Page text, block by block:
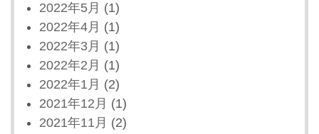
2022年5月 (1)
2022年4月 (1)
2022年3月 (1)
2022年2月 (1)
2022年1月 (2)
2021年12月 (1)
2021年11月 (2)